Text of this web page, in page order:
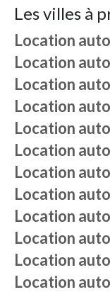
Les villes à
Location
Location
Location
Location
Location
Location
Location
Location
Location
Location
Location
Location